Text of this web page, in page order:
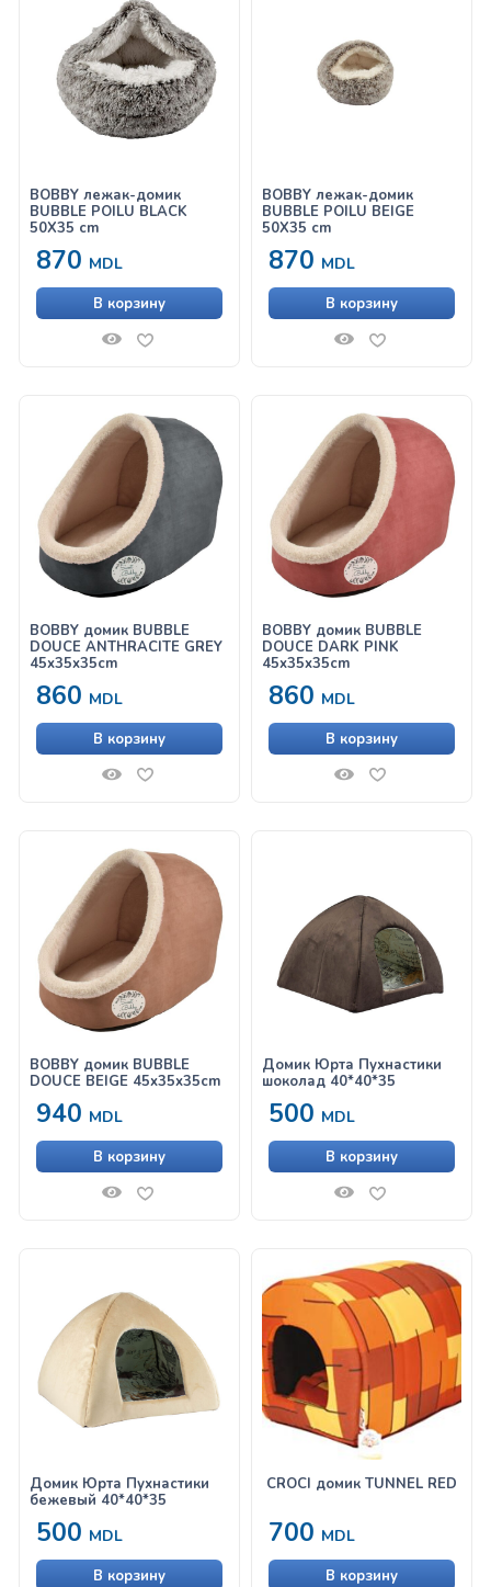
BOBBY лежак-домик
BUBBLE POILU BLACK
50X35 cm
870 MDL
В корзину
BOBBY лежак-домик
BUBBLE POILU BEIGE
50X35 cm
870 MDL
В корзину
BOBBY домик BUBBLE
DOUCE ANTHRACITE GREY
45x35x35cm
860 MDL
В корзину
BOBBY домик BUBBLE
DOUCE DARK PINK
45x35x35cm
860 MDL
В корзину
BOBBY домик BUBBLE
DOUCE BEIGE 45x35x35cm
940 MDL
В корзину
Домик Юрта Пухнастики
шоколад 40*40*35
500 MDL
В корзину
Домик Юрта Пухнастики
бежевый 40*40*35
500 MDL
В корзину
CROCI домик TUNNEL RED
700 MDL
В корзину